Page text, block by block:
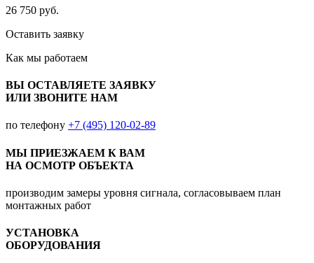
26 750 руб.
Оставить заявку
Как мы работаем
ВЫ ОСТАВЛЯЕТЕ ЗАЯВКУ
ИЛИ ЗВОНИТЕ НАМ
по телефону +7 (495) 120-02-89
МЫ ПРИЕЗЖАЕМ К ВАМ
НА ОСМОТР ОБЪЕКТА
производим замеры уровня сигнала, согласовываем план
монтажных работ
УСТАНОВКА
ОБОРУДОВАНИЯ